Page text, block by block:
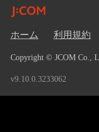
ホーム 利用規約
Copyright © JCOM Co.,
v9.10.0.3233062